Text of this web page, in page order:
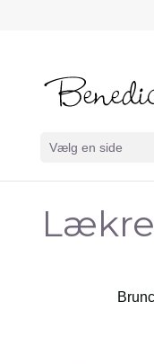
Vælg en side